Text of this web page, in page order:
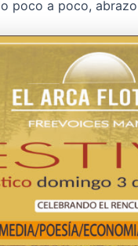
poco a poco,